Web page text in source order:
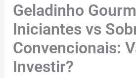
Geladinho
Iniciantes vs
Convencionais:
Investir?